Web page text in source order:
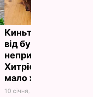
Киньте це в окріп – і
від буряків не буде
неприємного запаху.
Хитрість, про яку
мало хто знає
10 січня, 16.24